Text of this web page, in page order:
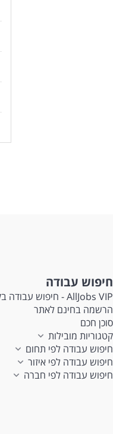
חיפוש עבודה
AllJobs VIP - חיפוש עבודה בקלות
הרשמה בחינם לאתר
סוכן חכם
קטגוריות מובילות
חיפוש עבודה לפי תחום
חיפוש עבודה לפי איזור
חיפוש עבודה לפי חברה